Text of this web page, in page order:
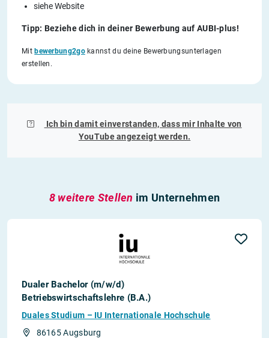
siehe Website
Tipp: Beziehe dich in deiner Bewerbung auf AUBI-plus!
Mitbewerbung2gokannst du deine Bewerbungsunterlagen
erstellen.
Ich bin damit einverstanden, dass mir Inhalte von
YouTubeangezeigt werden.
8 weitere Stellen im Unternehmen
Dualer Bachelor (m/w/d)
Betriebswirtschaftslehre (B.A.)
Duales Studium – IU Internationale Hochschule
86165 Augsburg